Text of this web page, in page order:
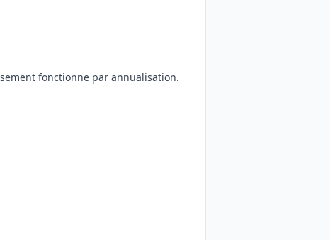
fonctionne par annualisation.